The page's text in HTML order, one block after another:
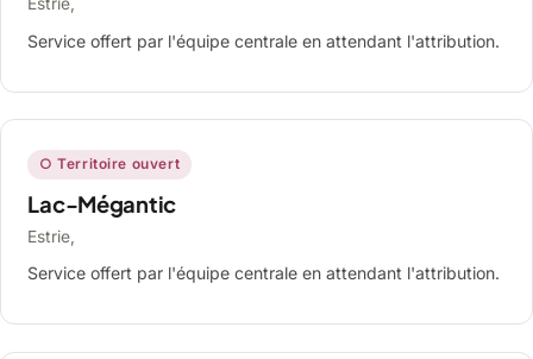
Service offert par l'équipe centrale en attendant l'attribution.
○ Territoire ouvert
Lac-Mégantic
Estrie,
Service offert par l'équipe centrale en attendant l'attribution.